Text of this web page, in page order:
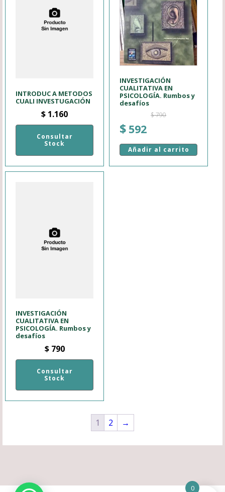
INTRODUC A METODOS
CUALI INVESTUGACIÓN
$ 1.160
Consultar
Stock
INVESTIGACIÓN
CUALITATIVA EN
PSICOLOGÍA. Rumbos y
desafíos
$790
El
original
era:
$ 592El
actual
es:
Añadir al carrito
INVESTIGACIÓN
CUALITATIVA EN
PSICOLOGÍA. Rumbos y
desafíos
$790
Consultar
Stock
1 2 →
0